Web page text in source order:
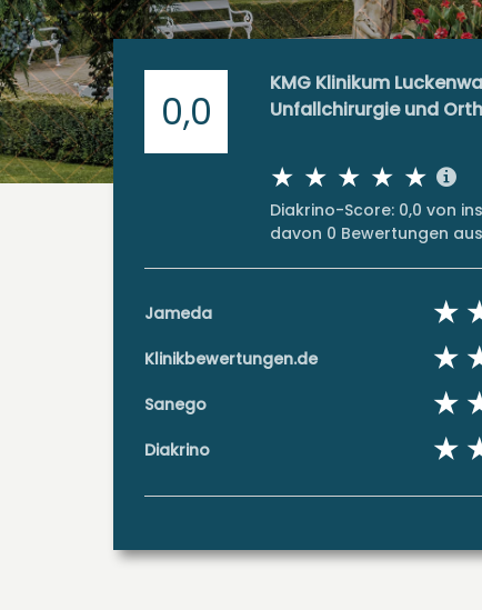
0,0
KMG Klinikum
Unfallchirurgie und
Diakrino-Score: 0,0 von
davon 0 Bewertungen
Jameda
Klinikbewertungen.de
Sanego
Diakrino